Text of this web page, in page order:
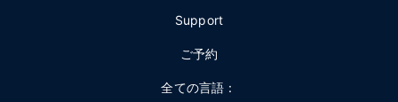
Support
ご予約
全ての言語：